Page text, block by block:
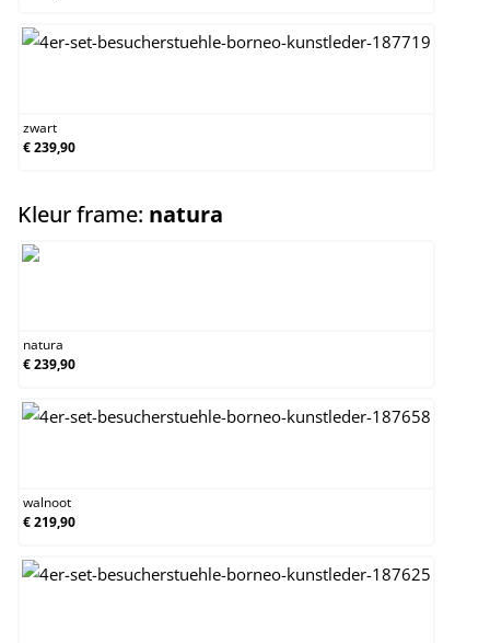
zwart
€ 239,90
Kleur frame: natura
natura
€ 239,90
walnoot
€ 219,90